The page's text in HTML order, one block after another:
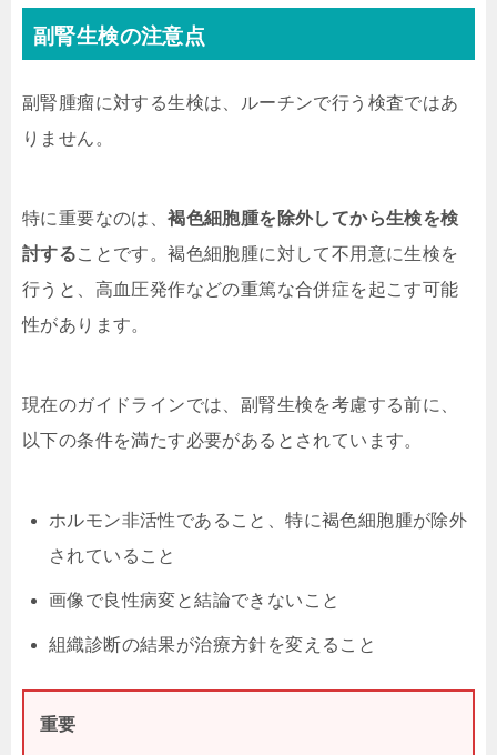
副腎生検の注意点
副腎腫瘤に対する生検は、ルーチンで行う検査ではあ
りません。
特に重要なのは、褐色細胞腫を除外してから生検を検
討することです。褐色細胞腫に対して不用意に生検を
行うと、高血圧発作などの重篤な合併症を起こす可能
性があります。
現在のガイドラインでは、副腎生検を考慮する前に、
以下の条件を満たす必要があるとされています。
ホルモン非活性であること、特に褐色細胞腫が除外
されていること
画像で良性病変と結論できないこと
組織診断の結果が治療方針を変えること
重要